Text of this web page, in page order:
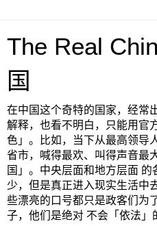
The Real
国
在中国这个奇特的国家，经常
解释，也看不明白，只能用官
色」。比如，当下从最高领导
省市，喊得最欢、叫得声音最
国」。中央层面和地方层面
少，但是真正进入现实生活中
些漂亮的口号都只是政客们为
子，他们是绝对 不会「依法」